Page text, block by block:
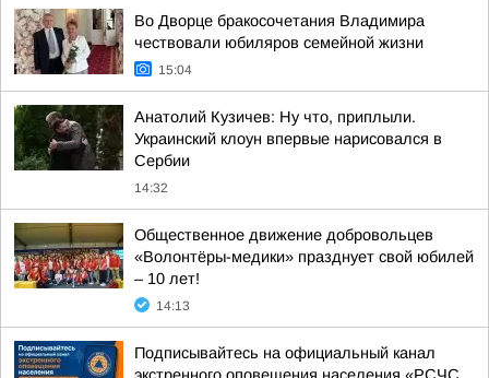
Во Дворце бракосочетания Владимира
чествовали юбиляров семейной жизни
15:04
Анатолий Кузичев: Ну что, приплыли.
Украинский клоун впервые нарисовался в
Сербии
14:32
Общественное движение добровольцев
«Волонтёры-медики» празднует свой юбилей
– 10 лет!
14:13
Подписывайтесь на официальный канал